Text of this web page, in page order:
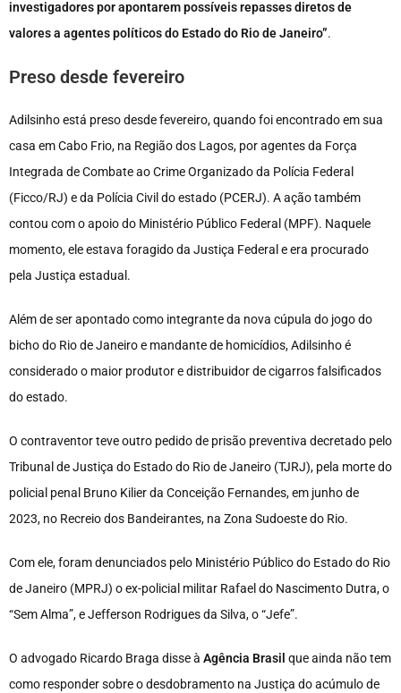
investigadores por apontarem possíveis repasses diretos de
valores a agentes políticos do Estado do Rio de Janeiro”.
Preso desde fevereiro
Adilsinho está preso desde fevereiro, quando foi encontrado em sua
casa em Cabo Frio, na Região dos Lagos, por agentes da Força
Integrada de Combate ao Crime Organizado da Polícia Federal
(Ficco/RJ) e da Polícia Civil do estado (PCERJ). A ação também
contou com o apoio do Ministério Público Federal (MPF). Naquele
momento, ele estava foragido da Justiça Federal e era procurado
pela Justiça estadual.
Além de ser apontado como integrante da nova cúpula do jogo do
bicho do Rio de Janeiro e mandante de homicídios, Adilsinho é
considerado o maior produtor e distribuidor de cigarros falsificados
do estado.
O contraventor teve outro pedido de prisão preventiva decretado pelo
Tribunal de Justiça do Estado do Rio de Janeiro (TJRJ), pela morte do
policial penal Bruno Kilier da Conceição Fernandes, em junho de
2023, no Recreio dos Bandeirantes, na Zona Sudoeste do Rio.
Com ele, foram denunciados pelo Ministério Público do Estado do Rio
de Janeiro (MPRJ) o ex-policial militar Rafael do Nascimento Dutra, o
“Sem Alma”, e Jefferson Rodrigues da Silva, o “Jefe”.
O advogado Ricardo Braga disse à Agência Brasil que ainda não tem
como responder sobre o desdobramento na Justiça do acúmulo de